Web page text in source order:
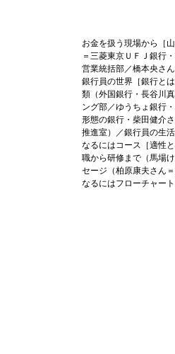
お金を扱う現場から［
＝三菱東京ＵＦＪ銀行
営業統括部／橋本央さ
銀行員の世界［銀行と
類（外国銀行・長谷川
ング部／ゆうちょ銀行
形態の銀行・柴田健介
推進室）／銀行員の生活
なるにはコース［適性
職から研修まで（馬場
セージ（柏原康夫さん
なるにはフローチャー